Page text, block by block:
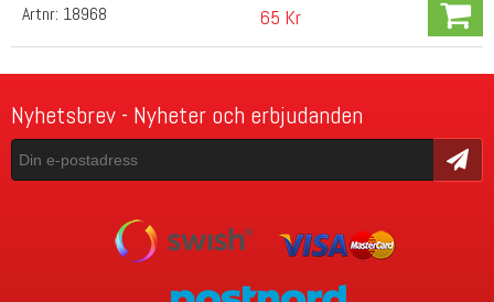
Artnr: 18968 65 Kr
Nyhetsbrev - Nyheter och erbjudanden
Skicka